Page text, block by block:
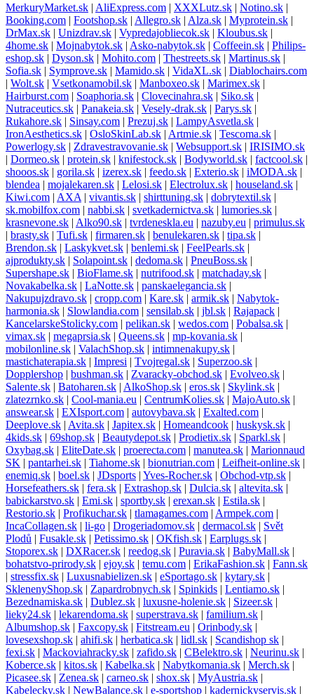
MerkuryMarket.sk | AliExpress.com | XXXLutz.sk | Notino.sk |
Booking.com | Footshop.sk | Allegro.sk | Alza.sk | Myprotein.sk |
DrMax.sk | Unizdrav.sk | Vypredajobliecok.sk | Kloubus.sk |
4home.sk | Mojnabytok.sk | Asko-nabytok.sk | Coffeein.sk | Philips-
eshop.sk | Dyson.sk | Mohito.com | Thestreets.sk | Martinus.sk |
Sofia.sk | Symprove.sk | Mamido.sk | VidaXL.sk | Diablochairs.com
| Wolt.sk | Vsetkonamobil.sk | Manboxeo.sk | Marimex.sk |
Hairburst.com | Soaphoria.sk | Clovecinahra.sk | Siko.sk |
Nutraceutics.sk | Panakeia.sk | Vesely-drak.sk | Parys.sk |
Rukahore.sk | Sinsay.com | Prezuj.sk | LampyAsvetla.sk |
IronAesthetics.sk | OsloSkinLab.sk | Artmie.sk | Tescoma.sk |
Powerlogy.sk | Zdravestravovanie.sk | Websupport.sk | IRISIMO.sk
| Dormeo.sk | protein.sk | knifestock.sk | Bodyworld.sk | factcool.sk |
shooos.sk | gorila.sk | izerex.sk | feedo.sk | Exterio.sk | iMODA.sk |
blendea | mojalekaren.sk | Lelosi.sk | Electrolux.sk | houseland.sk |
Kiwi.com | AXA | vivantis.sk | shirttuning.sk | dobrytextil.sk |
sk.mobilfox.com | nabbi.sk | svetkadernictva.sk | lumories.sk |
krasnevone.sk | Alko90.sk | tvrdeneskla.eu | nazuby.eu | primulus.sk
| brasty.sk | Tufi.sk | firmaren.sk | benulekaren.sk | tipa.sk |
Brendon.sk | Laskykvet.sk | benlemi.sk | FeelPearls.sk |
ajprodukty.sk | Solapoint.sk | dedoma.sk | PneuBoss.sk |
Supershape.sk | BioFlame.sk | nutrifood.sk | matchaday.sk |
Novakabelka.sk | LaNotte.sk | panskaelegancia.sk |
Nakupujzdravo.sk | cropp.com | Kare.sk | armik.sk | Nabytok-
harmonia.sk | Slowlandia.com | sensilab.sk | jbl.sk | Rajapack |
KancelarskeStolicky.com | pelikan.sk | wedos.com | Pobalsa.sk |
vimax.sk | megaprsia.sk | Queens.sk | mp-kovania.sk |
mobilonline.sk | ValachShop.sk | intimnenakupy.sk |
mastichaterapia.sk | Impresi | Tvojregal.sk | Superzoo.sk |
Dopplershop | bushman.sk | Zvaracky-obchod.sk | Evolveo.sk |
Salente.sk | Batoharen.sk | AlkoShop.sk | eros.sk | Skylink.sk |
zlatezrnko.sk | Cool-mania.eu | CentrumKolies.sk | MajoAuto.sk |
answear.sk | EXIsport.com | autovybava.sk | Exalted.com |
Deeplove.sk | Avita.sk | Japitex.sk | Homeandcook | huskysk.sk |
4kids.sk | 69shop.sk | Beautydepot.sk | Prodietix.sk | Sparkl.sk |
Oxybag.sk | EliteDate.sk | proerecta.com | manutea.sk | Marionnaud
SK | pantarhei.sk | Tiahome.sk | bionutrian.com | Leifheit-online.sk |
enemiq.sk | boel.sk | JDsports | Yves-Rocher.sk | Obchod-vtp.sk |
Horsefeathers.sk | fera.sk | Extrashop.sk | Dulcia.sk | altevita.sk |
babickarstvo.sk | Emi.sk | sportby.sk | erexan.sk | Estila.sk |
Restorio.sk | Profikuchar.sk | tlamagames.com | Armpek.com |
IncaCollagen.sk | li-go | Drogeriadomov.sk | dermacol.sk | Svět
Plodů | Fusakle.sk | Petissimo.sk | OKfish.sk | Earplugs.sk |
Stoporex.sk | DXRacer.sk | reedog.sk | Puravia.sk | BabyMall.sk |
bohatstvo-prirody.sk | ejoy.sk | temu.com | ErikaFashion.sk | Fann.sk
| stressfix.sk | Luxusnabielizen.sk | eSportago.sk | kytary.sk |
SklenenyShop.sk | Zapardrobnych.sk | Spinkids | Lentiamo.sk |
Bezednamiska.sk | Dublez.sk | luxusne-holenie.sk | Sizeer.sk |
lieky24.sk | lekarendoma.sk | superstrava.sk | familium.sk |
Albumshop.sk | Faxcopy.sk | Fitstream.eu | Orinbody.sk |
lovesexshop.sk | ahifi.sk | herbatica.sk | lidl.sk | Scandishop sk |
fexi.sk | Mackoviahracky.sk | zafido.sk | CBelektro.sk | Neurinu.sk |
Koberce.sk | kitos.sk | Kabelka.sk | Nabytkomania.sk | Merch.sk |
Picasee.sk | Zenea.sk | carneo.sk | shox.sk | MyAustria.sk |
Kabelecky.sk | NewBalance.sk | e-sportshop | kadernickyservis.sk |